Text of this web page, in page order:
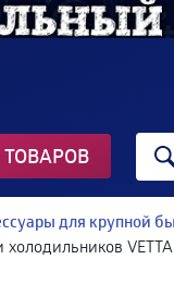
ТОВАРОВ
для крупной